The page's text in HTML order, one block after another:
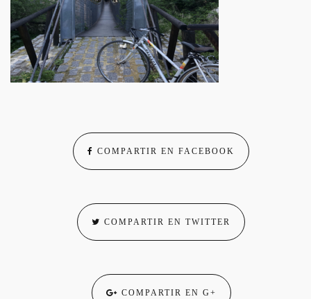
COMPARTIR EN FACEBOOK
COMPARTIR EN TWITTER
COMPARTIR EN G+